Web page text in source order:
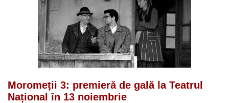
Moromeții 3: premieră de gală la Teatrul
Național în 13 noiembrie